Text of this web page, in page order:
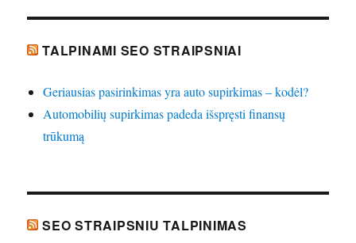
TALPINAMI SEO STRAIPSNIAI
Geriausias pasirinkimas yra auto supirkimas – kodėl?
Automobilių supirkimas padeda išspręsti finansų
trūkumą
SEO STRAIPSNIU TALPINIMAS